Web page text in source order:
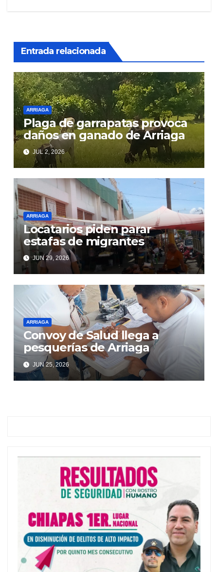
Entrada relacionada
ARRIAGA
Plaga de garrapatas provoca
daños en ganado de Arriaga
JUL 2, 2026
ARRIAGA
Locatarios piden parar
estafas de migrantes
JUN 29, 2026
ARRIAGA
Convoy de Salud llega a
pesquerías de Arriaga
JUN 25, 2026